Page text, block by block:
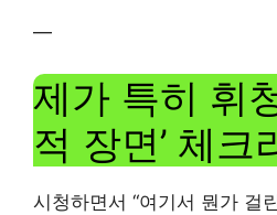
—
제가 특히 휘
적 장면’ 체크
시청하면서 “여기서 뭔가 걸